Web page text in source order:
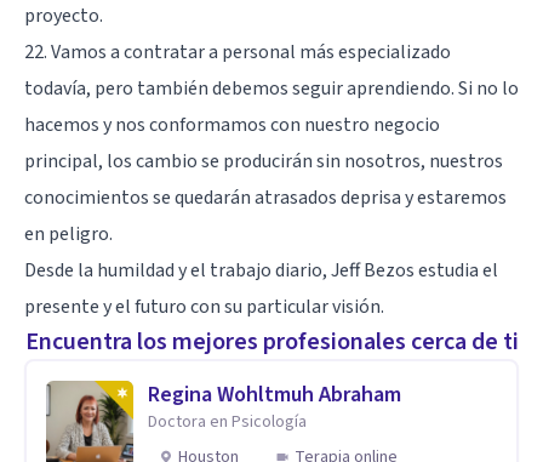
proyecto.
22. Vamos a contratar a personal más especializado
todavía, pero también debemos seguir aprendiendo. Si no lo
hacemos y nos conformamos con nuestro negocio
principal, los cambio se producirán sin nosotros, nuestros
conocimientos se quedarán atrasados deprisa y estaremos
en peligro.
Desde la humildad y el trabajo diario, Jeff Bezos estudia el
presente y el futuro con su particular visión.
Encuentra los mejores profesionales cerca de ti
Regina Wohltmuh Abraham
Doctora en Psicología
Houston
Terapia online